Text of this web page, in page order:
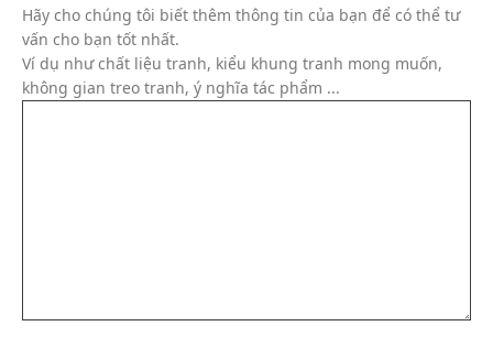
Hãy cho chúng tôi biết thêm thông tin của bạn để có thể tư
vấn cho bạn tốt nhất.
Ví dụ như chất liệu tranh, kiểu khung tranh mong muốn,
không gian treo tranh, ý nghĩa tác phẩm ...